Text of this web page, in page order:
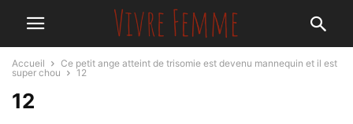
Accueil
Ce petit ange atteint de trisomie est devenu mannequin et il est
super chou
12
12